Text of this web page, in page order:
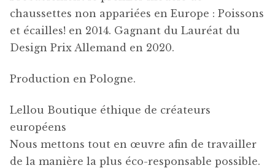
chaussettes non appariées en Europe : Poissons
et écailles! en 2014. Gagnant du Lauréat du
Design Prix Allemand en 2020.
Production en Pologne.
Lellou Boutique éthique de créateurs
européens
Nous mettons tout en œuvre afin de travailler
de la manière la plus éco-responsable possible.